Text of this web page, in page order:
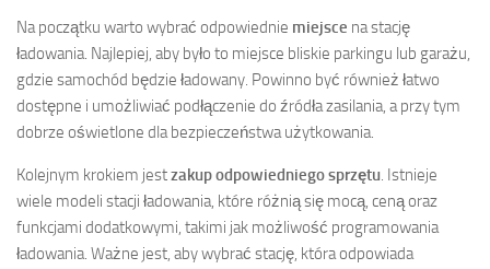
Na początku warto wybrać odpowiednie miejsce na stację
ładowania. Najlepiej, aby było to miejsce bliskie parkingu lub garażu,
gdzie samochód będzie ładowany. Powinno być również łatwo
dostępne i umożliwiać podłączenie do źródła zasilania, a przy tym
dobrze oświetlone dla bezpieczeństwa użytkowania.
Kolejnym krokiem jestzakup odpowiedniego sprzętu. Istnieje
wiele modeli stacji ładowania, które różnią się mocą, ceną oraz
funkcjami dodatkowymi, takimi jak możliwość programowania
ładowania. Ważne jest, aby wybrać stację, która odpowiada